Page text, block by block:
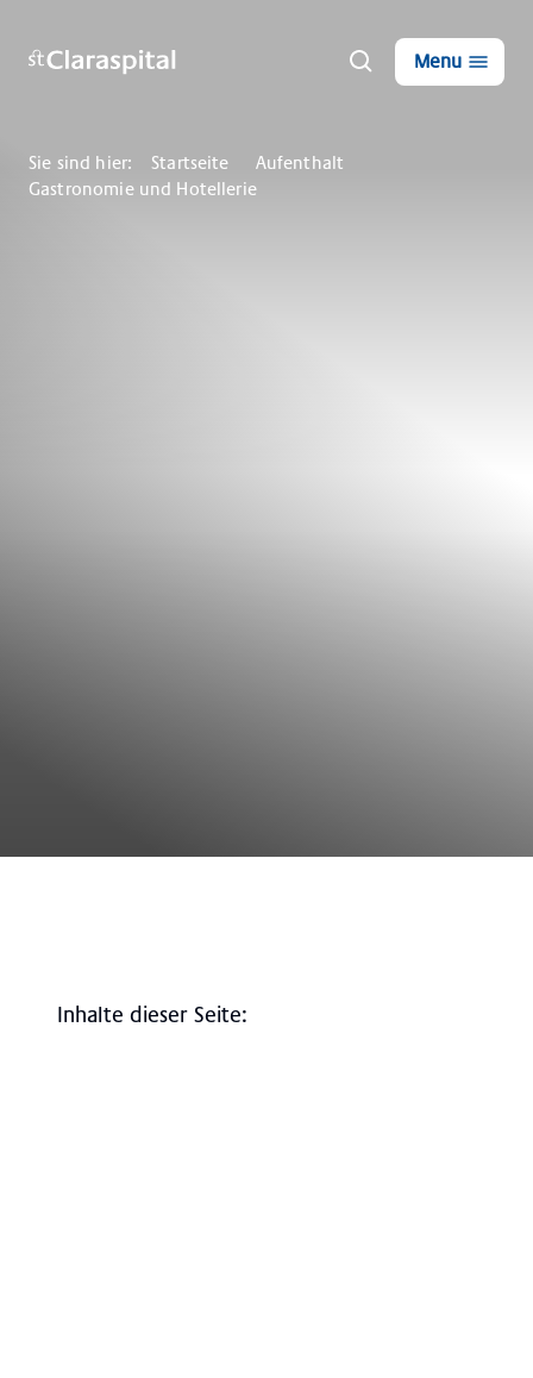
Menu
Sie sind hier: Startseite
Aufenthalt
Gastronomie und Hotellerie
Inhalte dieser Seite: